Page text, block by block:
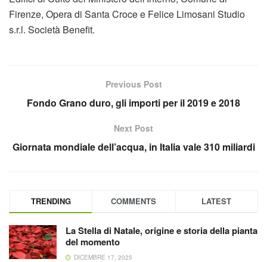
Firenze, Opera di Santa Croce e Felice Limosani Studio
s.r.l. Società Benefit.
Previous Post
Fondo Grano duro, gli importi per il 2019 e 2018
Next Post
Giornata mondiale dell’acqua, in Italia vale 310 miliardi
TRENDING COMMENTS LATEST
La Stella di Natale, origine e storia della pianta
del momento
DICEMBRE 17, 2025